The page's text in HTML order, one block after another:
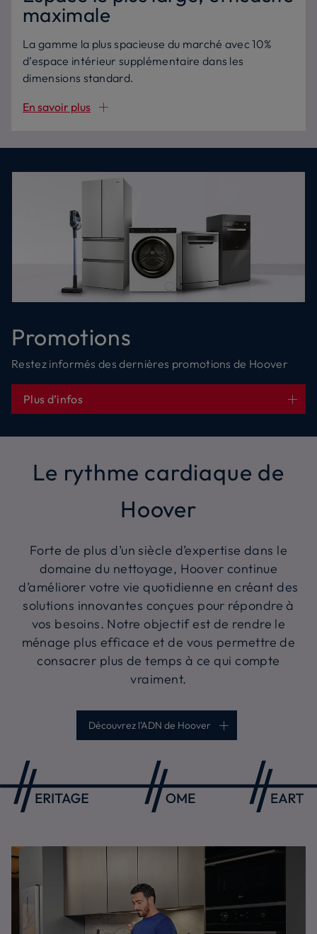
maximale
La gamme la plus spacieuse du marché avec 10%
d’espace intérieur supplémentaire dans les
dimensions standard.
En savoir plus
Promotions
Restez informés des dernières promotions de Hoover​
Plus d’infos
Le rythme cardiaque de
Hoover
Forte de plus d’un siècle d’expertise dans le
domaine du nettoyage, Hoover continue
d’améliorer votre vie quotidienne en créant des
solutions innovantes conçues pour répondre à
vos besoins. Notre objectif est de rendre le
ménage plus efficace et de vous permettre de
consacrer plus de temps à ce qui compte
vraiment.
Découvrez l’ADN de Hoover